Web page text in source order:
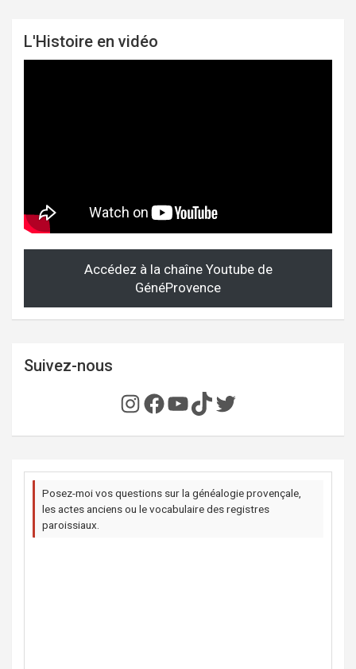
L'Histoire en vidéo
Accédez à la chaîne Youtube de
GénéProvence
Suivez-nous
Instagram
Facebook
YouTube
TikTok
Twitter
Posez-moi vos questions sur la généalogie provençale,
les actes anciens ou le vocabulaire des registres
paroissiaux.